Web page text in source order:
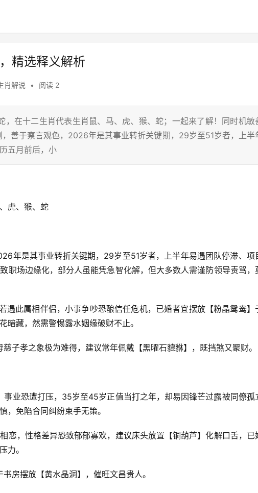
精选释义解析
肖解说 • 阅读 2
，在十二生肖代表生肖鼠、马、虎、猴、蛇；一起来了解！同时机敏
善于察言观色，2026年是其事业转折关键期，29岁至51岁者，上半
五月前后，小
虎、猴、蛇
年是其事业转折关键期，29岁至51岁者，上半年易遇团队停滞、项
职场边缘化，部分人虽能凭急智化解，但大多数人需谨防领导责骂，
遇此属相伴侣，小事争吵恐酿信任危机，已婚者宜摆放【粉晶鸳鸯】
暗藏，然需警惕露水姻缘破财不止。
子孝之象极为难得，建议常年佩戴【黑曜石貔貅】，既挡煞又聚财。
业恐遭打压，35岁至45岁正值当打之年，却易因锋芒过露被同僚孤
，免陷合同纠纷束手无策。
恋，性格差异恐致郁郁寡欢，建议床头放置【铜葫芦】化解口舌，已
力。
房摆放【黄水晶洞】，催旺文昌贵人。